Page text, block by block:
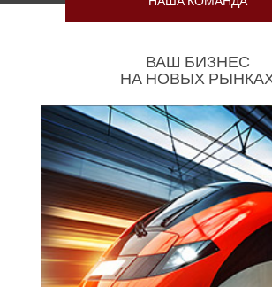
ВАШ БИЗНЕС
НА НОВЫХ
Железнодорожная отрасль - это
перспективная и устойчивая
в сфере транспорта. Она
безопасность и инновации
эффективному подвижному
современным системам